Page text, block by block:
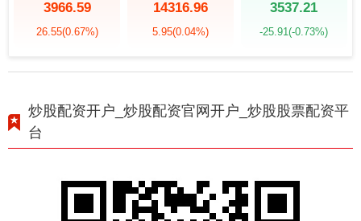
3966.59
26.55(0.67%)
14316.96
5.95(0.04%)
3537.21
-25.91(-0.73%)
炒股配资开户_炒股配资官网开户_炒股股票配资平
台